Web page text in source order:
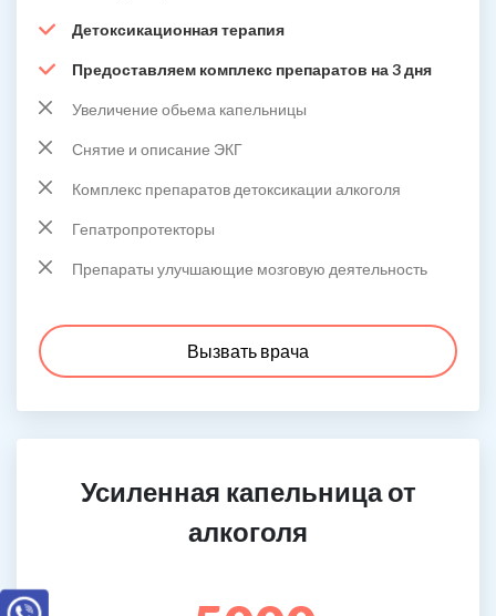
Детоксикационная терапия
Предоставляем комплекс препаратов на 3 дня
Увеличение обьема капельницы
Снятие и описание ЭКГ
Комплекс препаратов детоксикации алкоголя
Гепатропротекторы
Препараты улучшающие мозговую деятельность
Вызвать врача
Усиленная капельница от
алкоголя